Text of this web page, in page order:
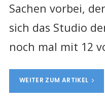
Sachen vorbei,
sich das Studio
noch mal mit 12
WEITER ZUM ARTIKEL